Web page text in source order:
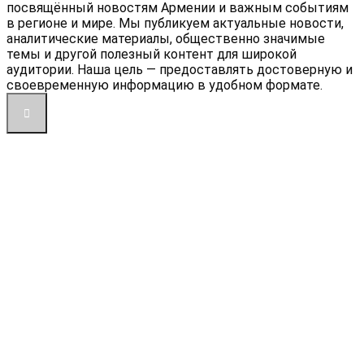
посвящённый новостям Армении и важным событиям
в регионе и мире. Мы публикуем актуальные новости,
аналитические материалы, общественно значимые
темы и другой полезный контент для широкой
аудитории. Наша цель — предоставлять достоверную и
своевременную информацию в удобном формате.